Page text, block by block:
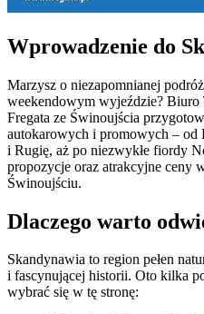
Wprowadzenie do
Marzysz o niezapomnianej
weekendowym wyjeździe?
Fregata ze Świnoujścia
autokarowych i promowych –
i Rugię, aż po niezwykłe fiordy
propozycje oraz atrakcyjne ceny
Świnoujściu.
Dlaczego warto
Skandynawia to region pełen
i fascynującej historii. Oto kilka
wybrać się w tę stronę: